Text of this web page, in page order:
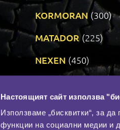
Настоящият сайт използва
Използваме „бисквитки“, за
функции на социални медии и
KORMORAN (300)
MATADOR (225)
NEXEN (450)